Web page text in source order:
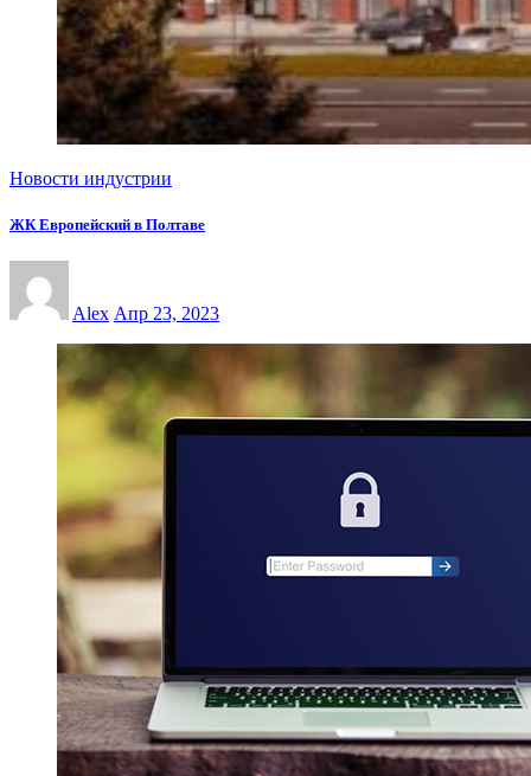
Новости индустрии
ЖК Европейский в Полтаве
Alex Апр 23, 2023